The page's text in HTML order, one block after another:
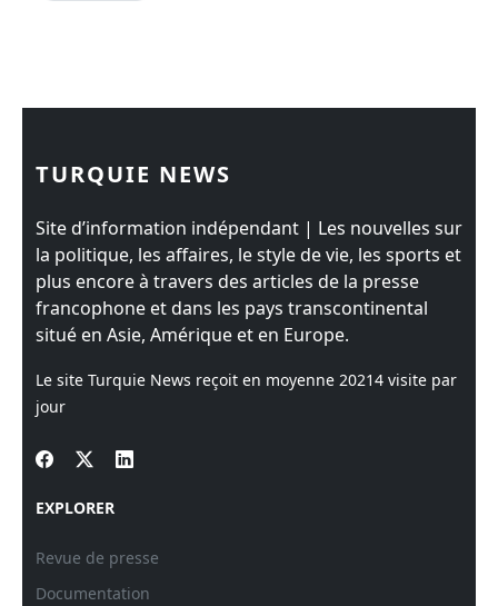
TURQUIE NEWS
Site d’information indépendant | Les nouvelles sur
la politique, les affaires, le style de vie, les sports et
plus encore à travers des articles de la presse
francophone et dans les pays transcontinental
situé en Asie, Amérique et en Europe.
Le site Turquie News reçoit en moyenne 20214 visite par
jour
EXPLORER
Revue de presse
Documentation